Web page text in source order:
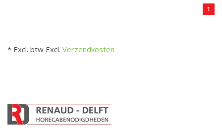
1
* Excl. btw Excl. Verzendkosten